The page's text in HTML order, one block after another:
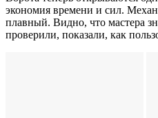
экономия времени и сил.
плавный. Видно, что мастера
проверили, показали, как